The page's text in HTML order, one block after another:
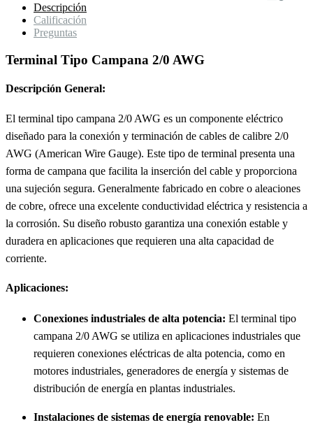
Descripción
Calificación
Preguntas
Terminal Tipo Campana 2/0 AWG
Descripción General:
El terminal tipo campana 2/0 AWG es un componente eléctrico
diseñado para la conexión y terminación de cables de calibre 2/0
AWG (American Wire Gauge). Este tipo de terminal presenta una
forma de campana que facilita la inserción del cable y proporciona
una sujeción segura. Generalmente fabricado en cobre o aleaciones
de cobre, ofrece una excelente conductividad eléctrica y resistencia a
la corrosión. Su diseño robusto garantiza una conexión estable y
duradera en aplicaciones que requieren una alta capacidad de
corriente.
Aplicaciones:
Conexiones industriales de alta potencia: El terminal tipo
campana 2/0 AWG se utiliza en aplicaciones industriales que
requieren conexiones eléctricas de alta potencia, como en
motores industriales, generadores de energía y sistemas de
distribución de energía en plantas industriales.
Instalaciones de sistemas de energía renovable: En